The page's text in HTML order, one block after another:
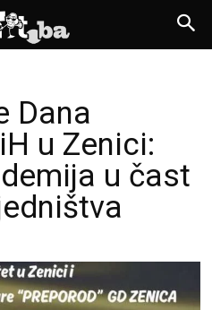
Dana
u Zenici:
u čast